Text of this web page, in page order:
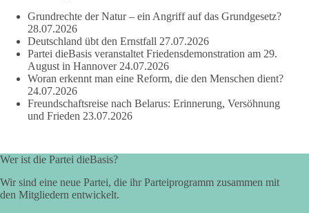
❌ Kleine Parteien ausgesperrt: Schützt die Hürde nur die Großen?
🗳 Bei der Bundestagswahl 2025 blieben rund 6,8 Millionen
gültige Zweitstimmen bei der Sitzverteilung außen vor – fast jede
siebte.
unterstützt drei Prozent, die Union lehnt ab.
✅ dieBasis NRW steht für gleiche Chancen, Machtbegrenzung,
Schwarmintelligenz und einen Bundestag, der den Wählerwillen
Grundrechte der Natur – ein Angriff auf das Grundgesetz?
28.07.2026
Deutschland übt den Ernstfall 27.07.2026
Partei dieBasis veranstaltet Friedensdemonstration am 29.
August in Hannover 24.07.2026
Woran erkennt man eine Reform, die den Menschen dient?
24.07.2026
Freundschaftsreise nach Belarus: Erinnerung, Versöhnung
und Frieden 23.07.2026
Wer ist die Partei dieBasis?
Wir sind eine neue Partei, die ihr Parteiprogramm zusammen mit
den Mitgliedern entwickelt.